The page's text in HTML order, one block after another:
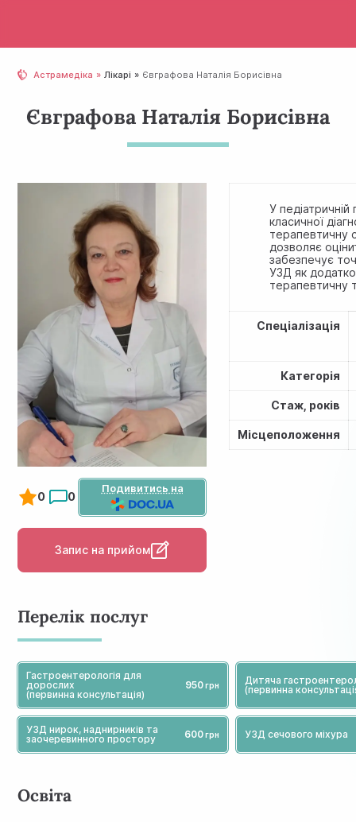
Астрамедіка Лікарі Євграфова Наталія Борисівна
Євграфова Наталія Борисівна
0 0
Подивитись на
Запис на прийом
У
класичної
терапевтичну
дозволяє
забезпечує
УЗД як
терапевтичну
Спеціалізація
Категорія
Стаж, років
Місцеположення
Перелік послуг
Гастроентерологія для
дорослих
(первинна консультація)
950
Дитяча
(первинна
УЗД нирок, наднирників та
заочеревинного простору
600 УЗД сечового міхура
Освіта